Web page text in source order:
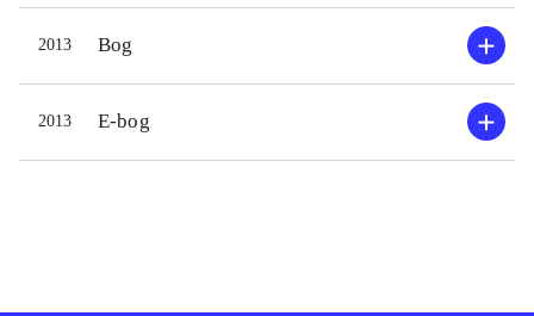
2013 Bog
2013 E-bog